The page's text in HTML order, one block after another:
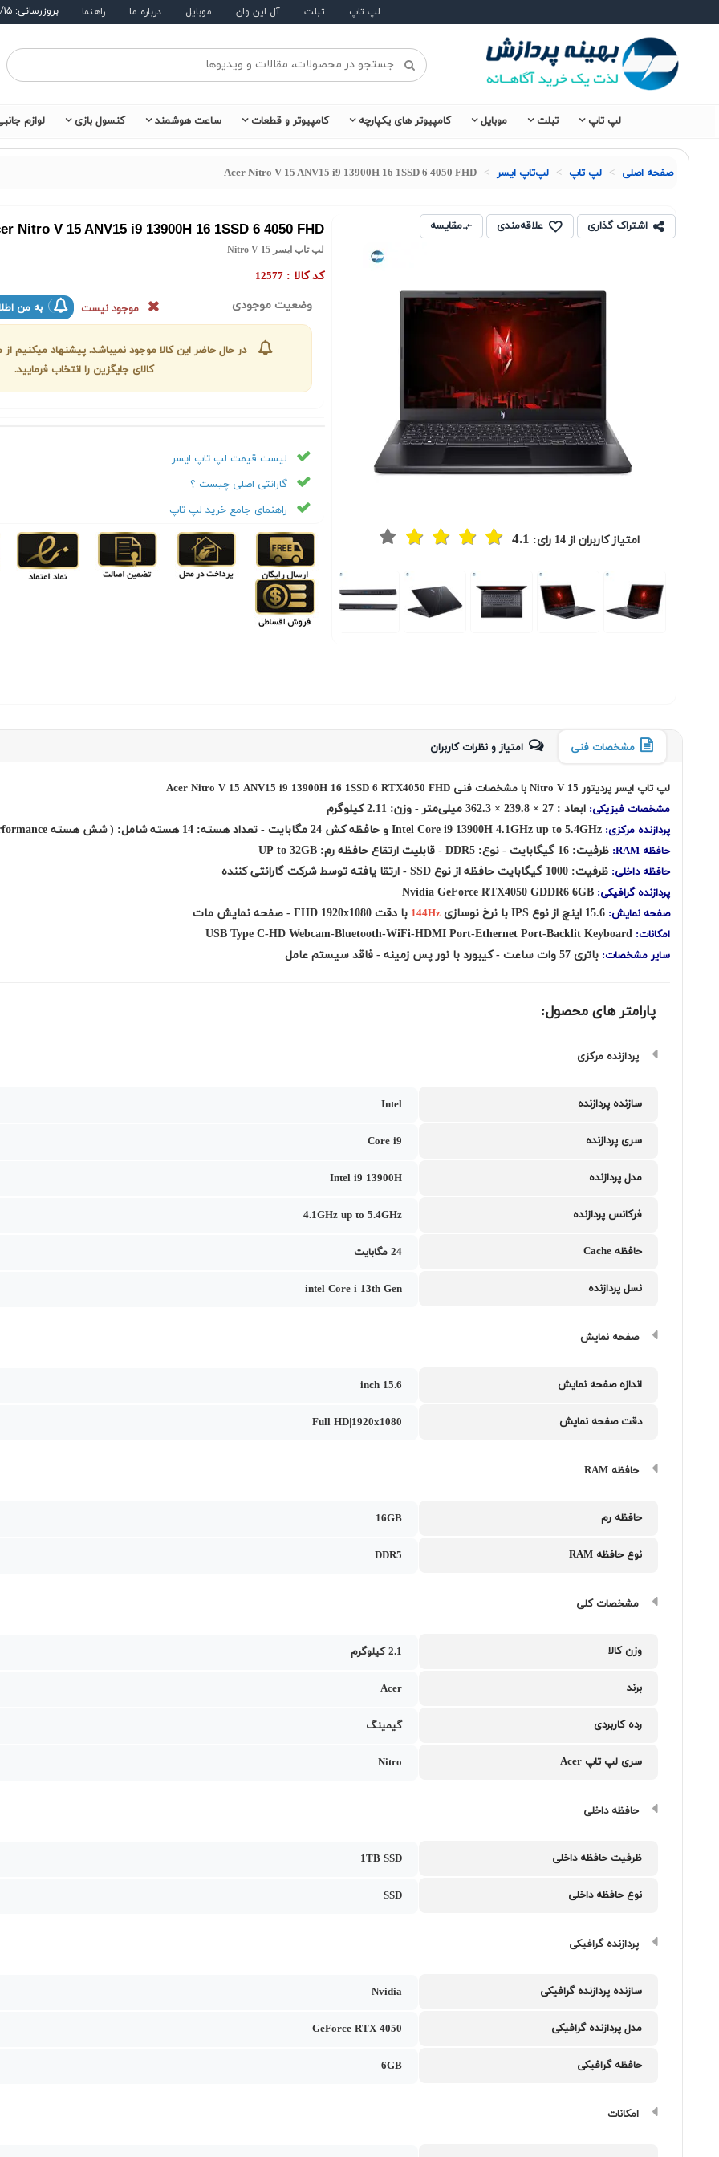
لپ تاپ تبلت آل این وان موبایل درباره ما راهنما بروزرسانی: ۱۴۰۵/۵/۱۵
لپ تاپ تبلت موبایل کامپیوتر های یکپارچه کامپیوتر و قطعات ساعت هوشمند کنسول بازی لوازم
صفحه اصلی لپ تاپ لپ‌تاپ ایسر Acer Nitro V 15 ANV15 i9 13900H 16 1SSD 6 4050 FHD
اشتراک گذاری علاقه‌مندی مقایسه
امتیاز کاربران از14 رای: 4.1
Previous
Next
Nitro V 15 ANV15 i9 13900H 16 1SSD 6 4050 FHD
لپ تاپ ایسر Nitro V 15
کد کالا :12577
وضعیت موجودی موجود نیست به من
در حال حاضر این کالا موجود نمیباشد. پیشنهاد میکنیم
کالای جایگزین را انتخاب فرمایید.
لیست قیمت لپ تاپ ايسر
گارانتی اصلی چیست ؟
راهنمای جامع خرید لپ تاپ
مشخصات فنی امتیاز و نظرات کاربران
لپ تاپ ایسر پردیتور Nitro V 15 با مشخصات فنی Acer Nitro V 15 ANV15 i9 13900H 16 1SSD 6 RTX4050 FHD
مشخصات فیزیکی: ابعاد : 27 × 239.8 × 362.3 میلی‌متر - وزن: 2.11 کیلوگرم
پردازنده مرکزی:
حافظه RAM: ظرفیت: 16 گیگابایت - نوع: DDR5 - قابلیت ارتقاع حافظه رم: UP to 32GB
حافظه داخلی: ظرفیت: 1000 گیگابایت حافظه از نوع SSD - ارتقا یافته توسط شرکت گارانتی کننده
پردازنده گرافیکی:
صفحه نمایش: 144Hz با دقت FHD 1920x1080 - صفحه نمایش مات
امکانات:
سایر مشخصات: باتری 57 وات ساعت - کیبورد با نور پس زمینه - فاقد سیستم عامل
پارامتر های محصول:
پردازنده مرکزی
سازنده پردازنده Intel
سری پردازنده Core i9
مدل پردازنده Intel i9 13900H
فرکانس پردازنده 4.1GHz up to 5.4GHz
حافظه Cache 24 مگابایت
نسل پردازنده intel Core i 13th Gen
صفحه نمایش
اندازه صفحه نمایش 15.6 inch
دقت صفحه نمایش Full HD|1920x1080
حافظه RAM
حافظه رم 16GB
نوع حافظه RAM DDR5
مشخصات کلی
وزن کالا 2.1 کیلوگرم
برند Acer
رده کاربردی گیمینگ
سری لپ تاپ Acer Nitro
حافظه داخلی
ظرفیت حافظه داخلی 1TB SSD
نوع حافظه داخلی SSD
پردازنده گرافیکی
سازنده پردازنده گرافیکی Nvidia
مدل پردازنده گرافیکی GeForce RTX 4050
حافظه گرافیکی 6GB
امکانات